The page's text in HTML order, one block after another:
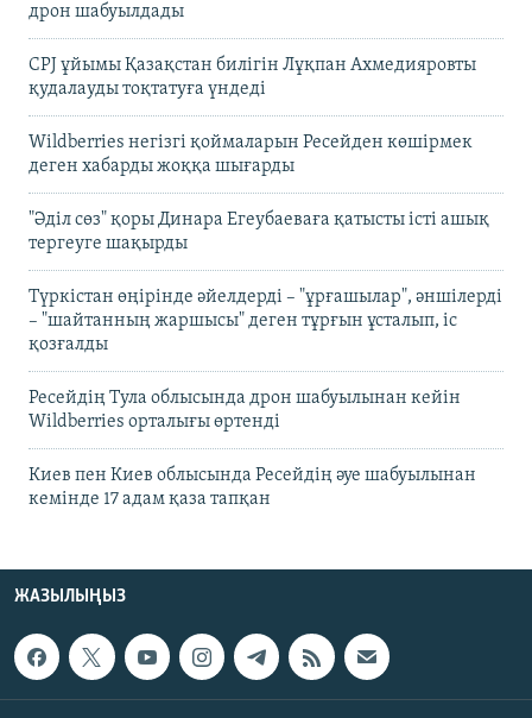
дрон шабуылдады
CPJ ұйымы Қазақстан билігін Лұқпан Ахмедияровты
қудалауды тоқтатуға үндеді
Wildberries негізгі қоймаларын Ресейден көшірмек
деген хабарды жоққа шығарды
"Әділ сөз" қоры Динара Егеубаеваға қатысты істі ашық
тергеуге шақырды
Түркістан өңірінде әйелдерді – "ұрғашылар", әншілерді
– "шайтанның жаршысы" деген тұрғын ұсталып, іс
қозғалды
Ресейдің Тула облысында дрон шабуылынан кейін
Wildberries орталығы өртенді
Киев пен Киев облысында Ресейдің әуе шабуылынан
кемінде 17 адам қаза тапқан
ЖАЗЫЛЫҢЫЗ